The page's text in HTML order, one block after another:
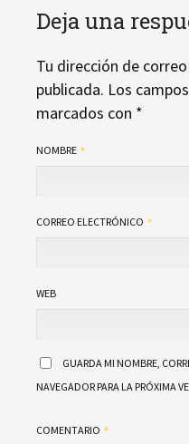
Deja una
Tu dirección de
publicada. Los
marcados con *
NOMBRE
CORREO ELECTRÓNICO
WEB
GUARDA MI NOMBRE,
NAVEGADOR PARA LA PRÓXIMA
COMENTARIO